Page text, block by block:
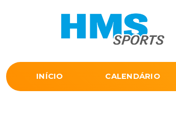
INÍCIO CALENDÁRIO